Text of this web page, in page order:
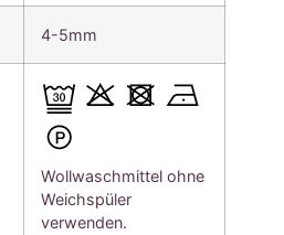
4-5mm
Wollwaschmittel ohne
Weichspüler
verwenden.